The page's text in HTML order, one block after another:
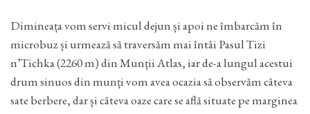
Dimineața vom servi micul dejun și apoi ne îmbarcăm în
microbuz și urmează să traversăm mai întâi Pasul Tizi
n’Tichka (2260 m) din Munții Atlas, iar de-a lungul acestui
drum sinuos din munți vom avea ocazia să observăm câteva
sate berbere, dar și câteva oaze care se află situate pe marginea